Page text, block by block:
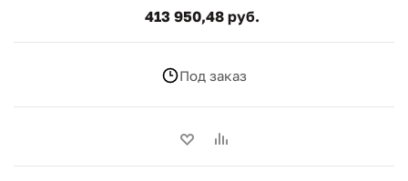
413 950,48 руб.
Под заказ